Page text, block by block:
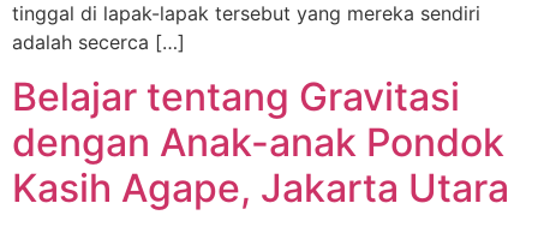
tinggal di lapak-lapak tersebut yang mereka sendiri
adalah secerca […]
Belajar tentang Gravitasi
dengan Anak-anak Pondok
Kasih Agape, Jakarta Utara